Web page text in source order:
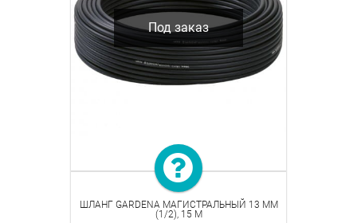
Под заказ
ШЛАНГ GARDENA МАГИСТРАЛЬНЫЙ 13 ММ
(1/2), 15 М